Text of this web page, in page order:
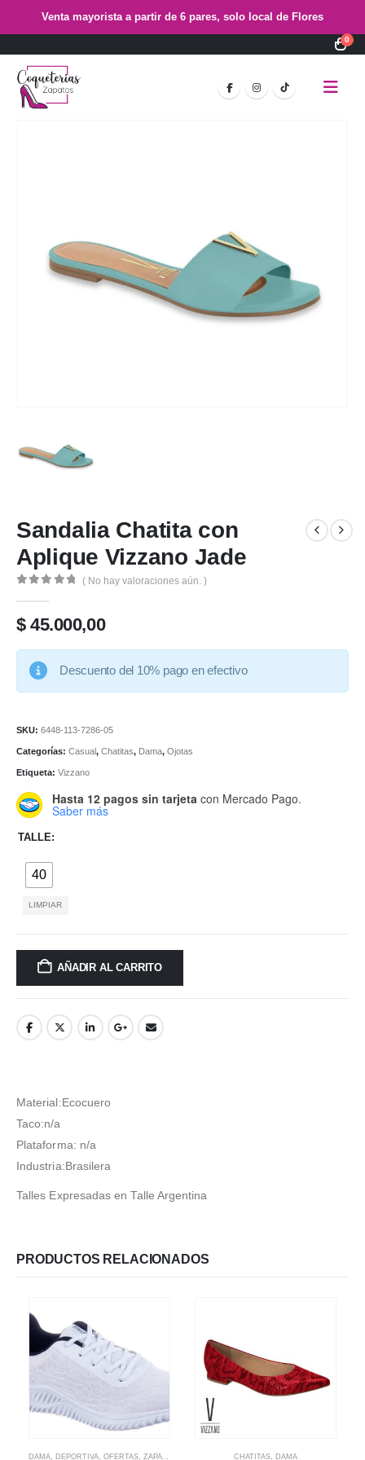
Venta mayorista a partir de 6 pares, solo local de Flores
0
Sandalia Chatita con
Aplique Vizzano Jade
( No hay valoraciones aún. )
$45.000,00
Descuento del 10% pago en efectivo
SKU: 6448-113-7286-05
Categorías: Casual, Chatitas, Dama, Ojotas
Etiqueta: Vizzano
Hasta 12 pagos sin tarjeta con Mercado Pago.
Saber más
TALLE
40
LIMPIAR
AÑADIR AL CARRITO
Material:Ecocuero
Taco:n/a
Plataforma: n/a
Industria:Brasilera
Talles Expresadas en Talle Argentina
PRODUCTOS RELACIONADOS
DAMA DEPORTIVA OFERTAS ZAPATILLAS CHATITAS DAMA